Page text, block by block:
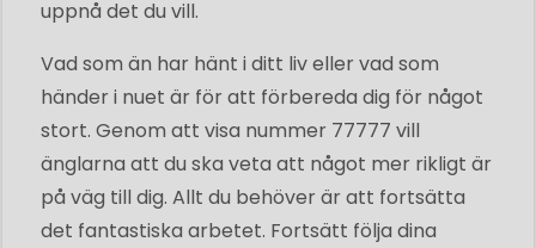
uppnå det du vill.
Vad som än har hänt i ditt liv eller vad som
händer i nuet är för att förbereda dig för något
stort. Genom att visa nummer 77777 vill
änglarna att du ska veta att något mer rikligt är
på väg till dig. Allt du behöver är att fortsätta
det fantastiska arbetet. Fortsätt följa dina